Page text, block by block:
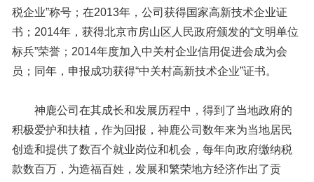
税企业”称号；在2013年，公司获得国家高新技术企业证
书；2014年，获得北京市房山区人民政府颁发的“文明单位
标兵”荣誉；2014年度加入中关村企业信用促进会成为会
员；同年，申报成功获得“中关村高新技术企业”证书。
神鹿公司在其成长和发展历程中，得到了当地政府的
积极爱护和扶植，作为回报，神鹿公司数年来为当地居民
创造和提供了数百个就业岗位和机会，每年向政府缴纳税
款数百万，为造福百姓，发展和繁荣地方经济作出了贡